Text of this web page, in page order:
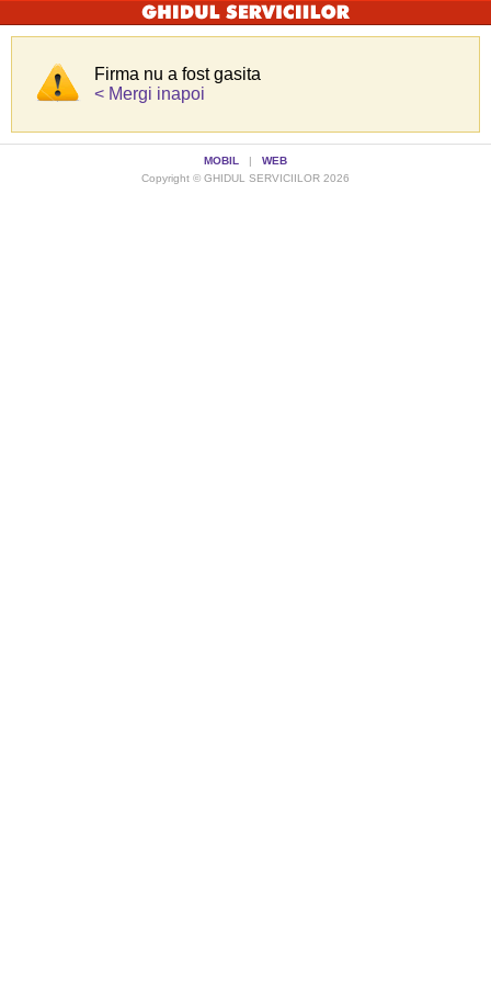
Firma nu a fost gasita
< Mergi inapoi
MOBIL | WEB
Copyright © GHIDUL SERVICIILOR 2026